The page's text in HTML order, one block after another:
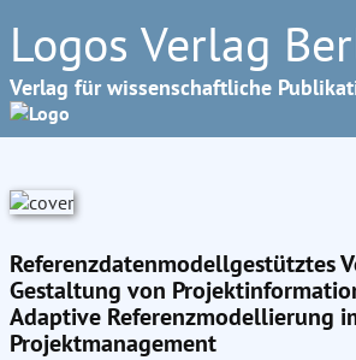
Logos Verlag
Verlag für wissenschaftliche
Referenzdatenmodellgestütztes
Gestaltung von
Adaptive Referenzmodellierung
Projektmanagement